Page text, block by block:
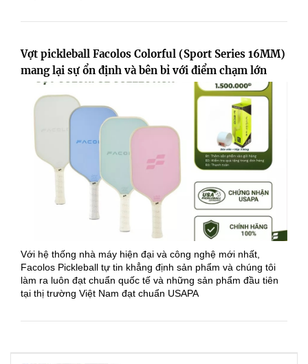
Vợt pickleball Facolos Colorful (Sport Series 16MM)
mang lại sự ổn định và bên bỉ với điểm chạm lớn
Với hệ thống nhà máy hiện đại và công nghệ mới nhất,
Facolos Pickleball tự tin khẳng định sản phẩm và chúng tôi
làm ra luôn đạt chuẩn quốc tế và những sản phẩm đầu tiên
tại thị trường Việt Nam đạt chuẩn USAPA